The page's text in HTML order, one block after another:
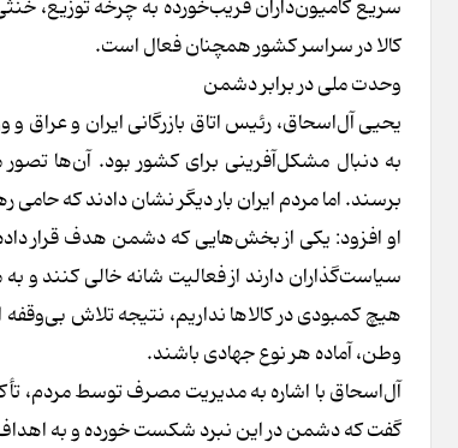
سریع کامیون‌داران فریب‌خورده به چرخه توزیع،
کالا در سراسر کشور همچنان فعال است.
وحدت ملی در برابر دشمن
یحیی آل‌اسحاق، رئیس اتاق بازرگانی ایران و عراق
به دنبال مشکل‌آفرینی برای کشور بود. آن‌ها
برسند. اما مردم ایران بار دیگر نشان دادند که
او افزود: یکی از بخش‌هایی که دشمن هدف قرار
سیاست‌گذاران دارند از فعالیت شانه خالی کنند و به
هیچ کمبودی در کالاها نداریم، نتیجه تلاش
وطن، آماده هر نوع جهادی باشند.
آل‌اسحاق با اشاره به مدیریت مصرف توسط مردم،
گفت که دشمن در این نبرد شکست خورده و به